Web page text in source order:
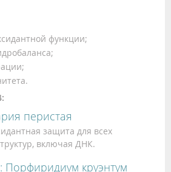
функции;
перистая
защита для всех
включая ДНК.
Порфиридиум круэнтум